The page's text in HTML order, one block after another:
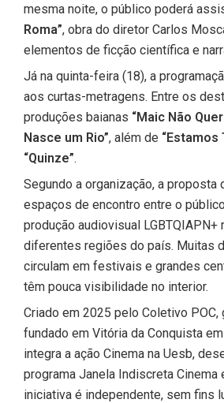
mesma noite, o público poderá
Roma”, obra do diretor Carlos
elementos de ficção científica e
Já na quinta-feira (18), a
aos curtas-metragens. Entre os
produções baianas “Maic Não
Nasce um Rio”, além de “Estamos
“Quinze”.
Segundo a organização, a proposta
espaços de encontro entre o
produção audiovisual LGBTQIAPN+
diferentes regiões do país. Muitas
circulam em festivais e grandes
têm pouca visibilidade no interior.
Criado em 2025 pelo Coletivo POC,
fundado em Vitória da Conquista
integra a ação Cinema na Uesb,
programa Janela Indiscreta Cinema
iniciativa é independente, sem fins